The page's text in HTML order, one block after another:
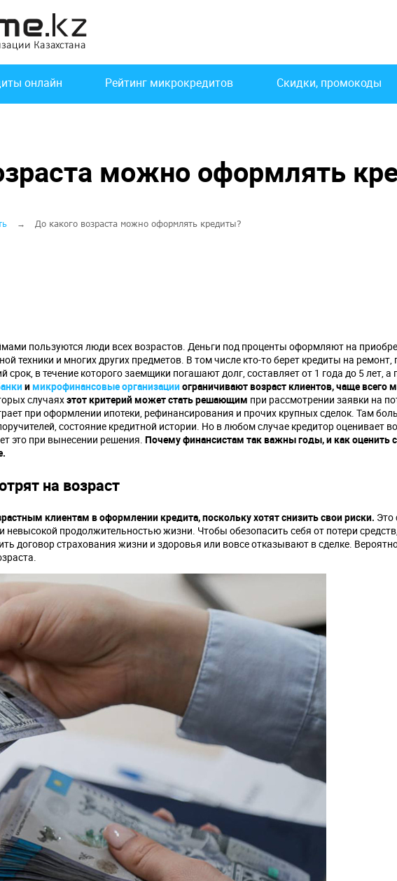
онлайн Рейтинг микрокредитов Скидки, промокоды
можно оформлять
До какого возраста можно оформлять кредиты?
пользуются люди всех возрастов. Деньги под проценты оформляют на
техники и многих других предметов. В том числе кто-то берет кредиты на ремонт,
в течение которого заемщики погашают долг, составляет от 1 года до 5 лет, а
имикрофинансовые организацииограничивают возраст клиентов, чаще всего
случаяхэтот критерий может стать решающим при рассмотрении заявки на
при оформлении ипотеки, рефинансирования и прочих крупных сделок. Там
состояние кредитной истории. Но в любом случае кредитор оценивает
это при вынесении решения. Почему финансистам так важны годы, и как оценить
на возраст
клиентам в оформлении кредита, поскольку хотят снизить свои риски. Это
невысокой продолжительностью жизни. Чтобы обезопасить себя от потери
договор страхования жизни и здоровья или вовсе отказывают в сделке.